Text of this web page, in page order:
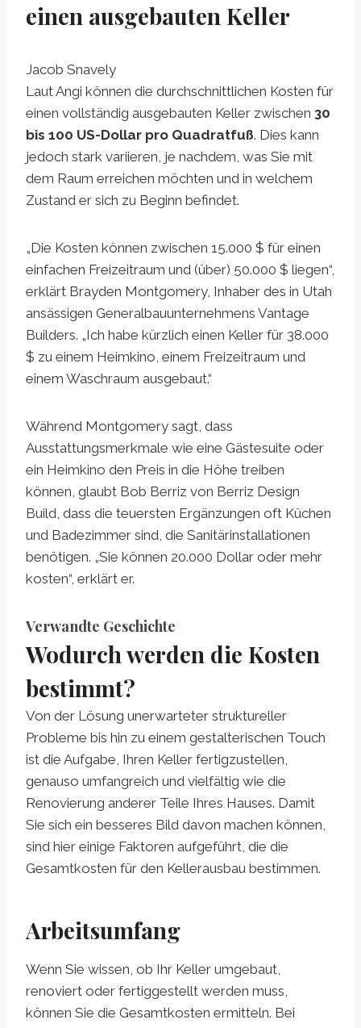
einen ausgebauten Keller
Jacob Snavely
Laut Angi können die durchschnittlichen Kosten für
einen vollständig ausgebauten Keller zwischen 30
bis 100 US-Dollar pro Quadratfuß. Dies kann
jedoch stark variieren, je nachdem, was Sie mit
dem Raum erreichen möchten und in welchem ​​
Zustand er sich zu Beginn befindet.
„Die Kosten können zwischen 15.000 $ für einen
einfachen Freizeitraum und (über) 50.000 $ liegen“,
erklärt Brayden Montgomery, Inhaber des in Utah
ansässigen Generalbauunternehmens Vantage
Builders. „Ich habe kürzlich einen Keller für 38.000
$ zu einem Heimkino, einem Freizeitraum und
einem Waschraum ausgebaut.“
Während Montgomery sagt, dass
Ausstattungsmerkmale wie eine Gästesuite oder
ein Heimkino den Preis in die Höhe treiben
können, glaubt Bob Berriz von Berriz Design
Build, dass die teuersten Ergänzungen oft Küchen
und Badezimmer sind, die Sanitärinstallationen
benötigen. „Sie können 20.000 Dollar oder mehr
kosten“, erklärt er.
Verwandte Geschichte
Wodurch werden die Kosten
bestimmt?
Von der Lösung unerwarteter struktureller
Probleme bis hin zu einem gestalterischen Touch
ist die Aufgabe, Ihren Keller fertigzustellen,
genauso umfangreich und vielfältig wie die
Renovierung anderer Teile Ihres Hauses. Damit
Sie sich ein besseres Bild davon machen können,
sind hier einige Faktoren aufgeführt, die die
Gesamtkosten für den Kellerausbau bestimmen.
Arbeitsumfang
Wenn Sie wissen, ob Ihr Keller umgebaut,
renoviert oder fertiggestellt werden muss,
können Sie die Gesamtkosten ermitteln. Bei